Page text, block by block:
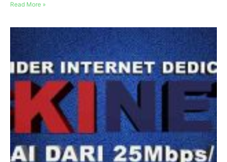
Read More »